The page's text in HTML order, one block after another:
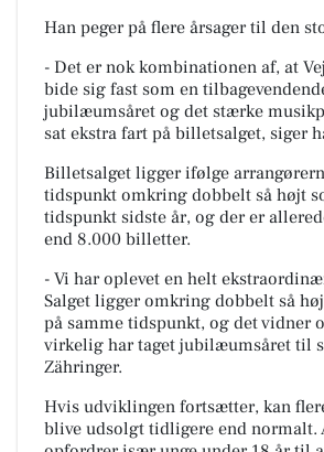
Han peger på flere årsager til den
- Det er nok kombinationen af, at
bide sig fast som en
jubilæumsåret og det stærke
sat ekstra fart på billetsalget, siger
Billetsalget ligger ifølge
tidspunkt omkring dobbelt så højt
tidspunkt sidste år, og der er
end 8.000 billetter.
- Vi har oplevet en helt
Salget ligger omkring dobbelt så
på samme tidspunkt, og det vidner
virkelig har taget jubilæumsåret til
Zähringer.
Hvis udviklingen fortsætter, kan
blive udsolgt tidligere end normalt.